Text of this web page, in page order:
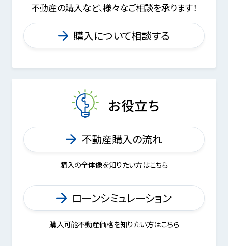
不動産の購入など、様々なご相談を承ります！
購入について相談する
お役立ち
不動産購入の流れ
購入の全体像を知りたい方はこちら
ローンシミュレーション
購入可能不動産価格を知りたい方はこちら